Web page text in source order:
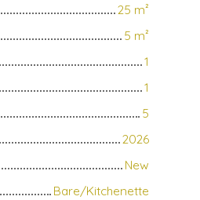
25 m²
5 m²
1
1
5
2026
New
Bare/Kitchenette